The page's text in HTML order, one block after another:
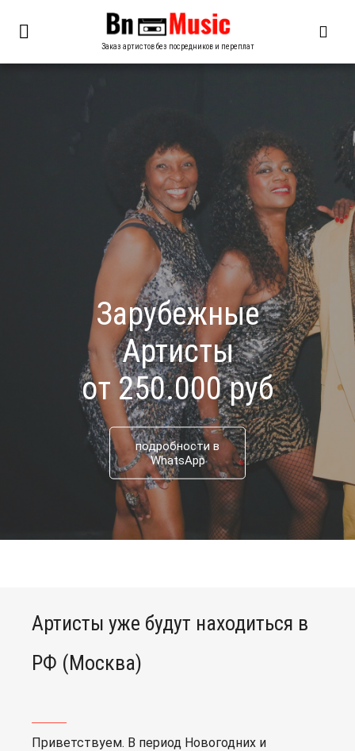
Заказ артистов без посредников и переплат
Зарубежные
Артисты
от 250.000 руб
подробности в
WhatsApp
Артисты уже будут находиться в
РФ (Москва)
Приветствуем. В период Новогодних и